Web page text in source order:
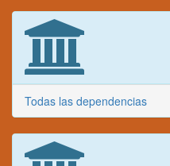
Todas las dependencias